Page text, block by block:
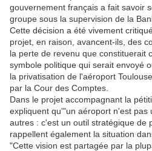
gouvernement français a fait savoir
groupe sous la supervision de la
Cette décision a été vivement
projet, en raison, avancent-ils, des
la perte de revenu que constituerait
symbole politique qui serait envoyé
la privatisation de l'aéroport
par la Cour des Comptes.
Dans le projet accompagnant la
expliquent qu'"un aéroport n'est pas
autres : c'est un outil stratégique de
rappellent également la situation
"Cette vision est partagée par la